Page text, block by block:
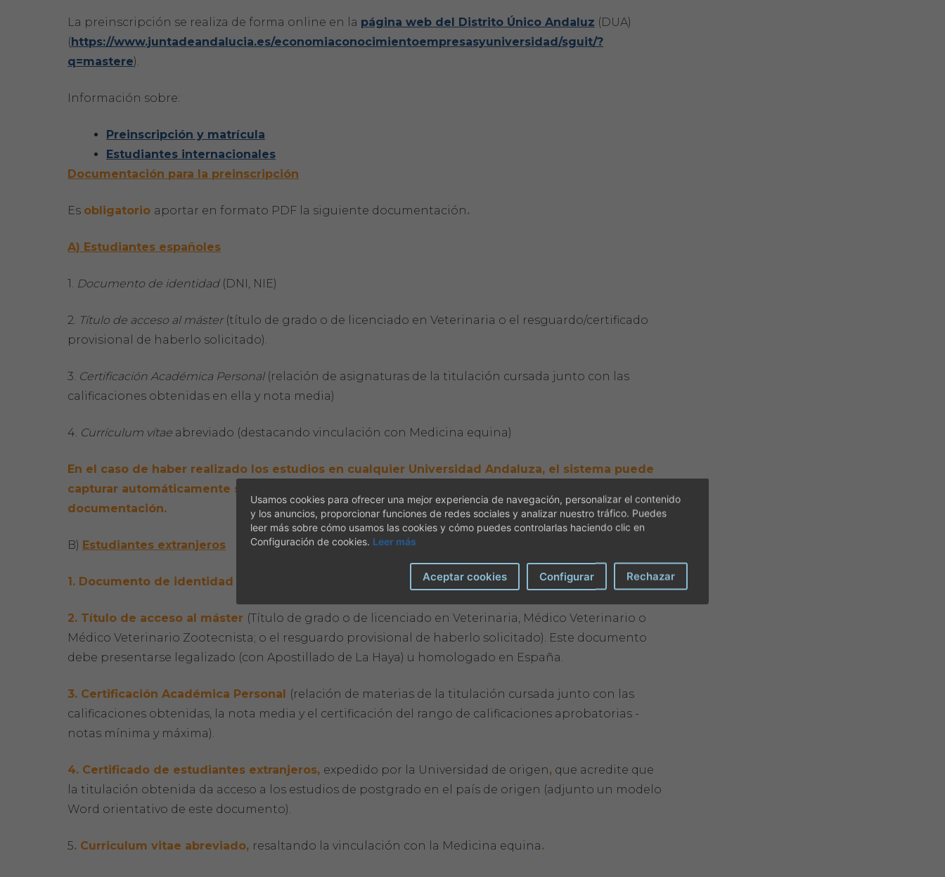
La preinscripción se realiza de forma online en la página web del Distrito Único Andaluz (DUA)
(https://www.juntadeandalucia.es/economiaconocimientoempresasyuniversidad/sguit/?
q=mastere).
Información sobre:
Preinscripción y matrícula
Estudiantes internacionales
Documentación para la preinscripción
Es obligatorio aportar en formato PDF la siguiente documentación.
A) Estudiantes españoles
1. Documento de identidad(DNI, NIE)
2. Título de acceso al máster(título de grado o de licenciado en Veterinaria o el resguardo/certificado
provisional de haberlo solicitado).
3. Certificación Académica Personal(relación de asignaturas de la titulación cursada junto con las
calificaciones obtenidas en ella y nota media)
4. Currículum vítae abreviado (destacando vinculación con Medicina equina)
En el caso de haber realizado los estudios en cualquier Universidad Andaluza, el sistema puede
capturar automáticamente sus datos de acceso, no siendo obligatorio aportar ninguna
documentación.
B) Estudiantes extranjeros
1. Documento de identidad
2. Título de acceso al máster (Título de grado o de licenciado en Veterinaria, Médico Veterinario o
Médico Veterinario Zootecnista; o el resguardo provisional de haberlo solicitado). Este documento
debe presentarse legalizado (con Apostillado de La Haya) u homologado en España.
3. Certificación Académica Personal (relación de materias de la titulación cursada junto con las
calificaciones obtenidas, la nota media y el certificación del rango de calificaciones aprobatorias -
notas mínima y máxima).
4. Certificado de estudiantes extranjeros, expedido por la Universidad de origen, que acredite que
la titulación obtenida da acceso a los estudios de postgrado en el país de origen (adjunto un modelo
Word orientativo de este documento).
5. Curriculum vitae abreviado, resaltando la vinculación con la Medicina equina.
Usamos cookies para ofrecer una mejor experiencia de navegación, personalizar el contenido
y los anuncios, proporcionar funciones de redes sociales y analizar nuestro tráfico. Puedes
leer más sobre cómo usamos las cookies y cómo puedes controlarlas haciendo clic en
Configuración de cookies. Leer más
Aceptar cookies Configurar Rechazar